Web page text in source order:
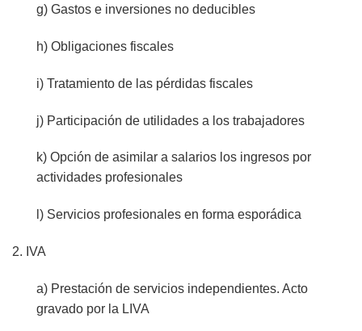
g) Gastos e inversiones no deducibles
h) Obligaciones fiscales
i) Tratamiento de las pérdidas fiscales
j) Participación de utilidades a los trabajadores
k) Opción de asimilar a salarios los ingresos por
actividades profesionales
l) Servicios profesionales en forma esporádica
2. IVA
a) Prestación de servicios independientes. Acto
gravado por la LIVA